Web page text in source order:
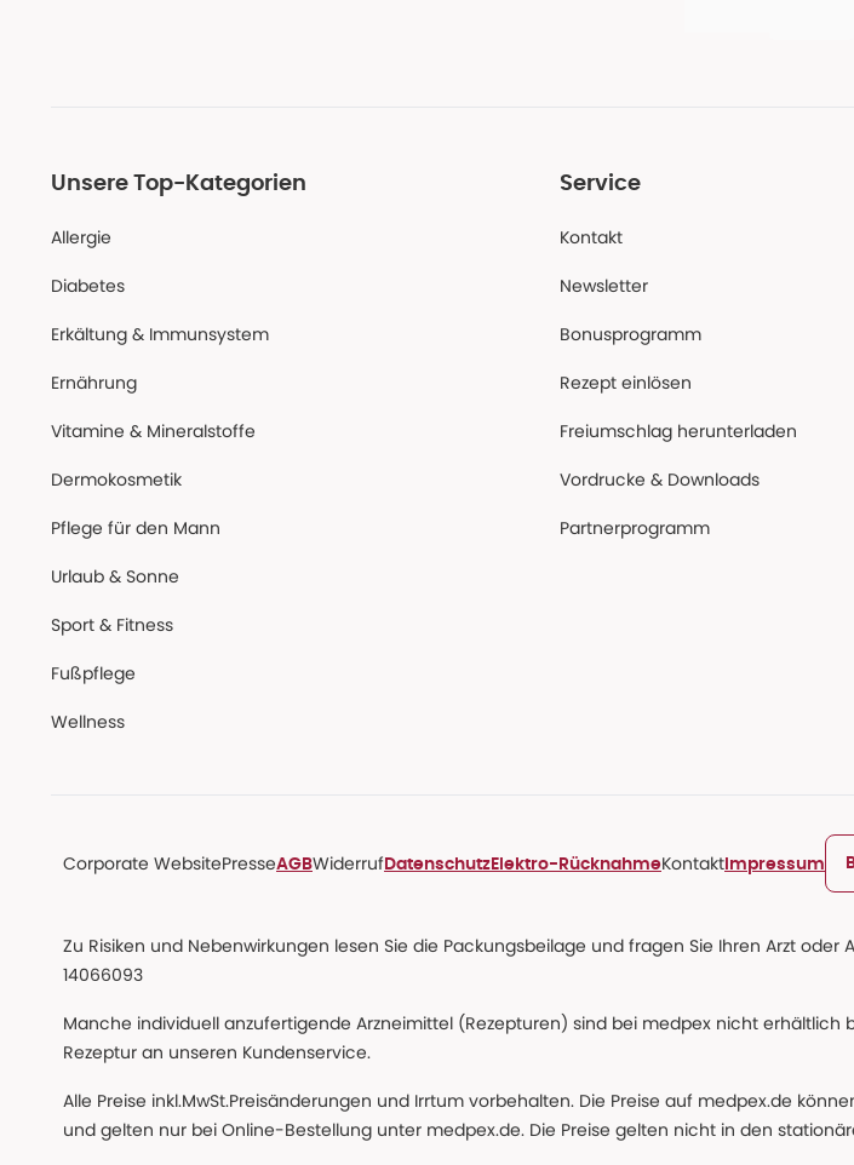
Unsere Top-Kategorien
Allergie
Diabetes
Erkältung & Immunsystem
Ernährung
Vitamine & Mineralstoffe
Dermokosmetik
Pflege für den Mann
Urlaub & Sonne
Sport & Fitness
Fußpflege
Wellness
Service
Kontakt
Newsletter
Bonusprogramm
Rezept einlösen
Freiumschlag herunterladen
Vordrucke & Downloads
Partnerprogramm
Corporate WebsitePresseAGBWiderruf Datenschutz Elektro-RücknahmeKontakt Impressum
Zu Risiken und Nebenwirkungen lesen Sie die Packungsbeilage und fragen Sie Ihren Arzt
14066093
Manche individuell anzufertigende Arzneimittel (Rezepturen) sind bei medpex nicht
Rezeptur an unseren Kundenservice.
Alle Preise inkl.MwSt.Preisänderungen und Irrtum vorbehalten. Die Preise auf medpex.de
und gelten nur bei Online-Bestellung unter medpex.de. Die Preise gelten nicht in den